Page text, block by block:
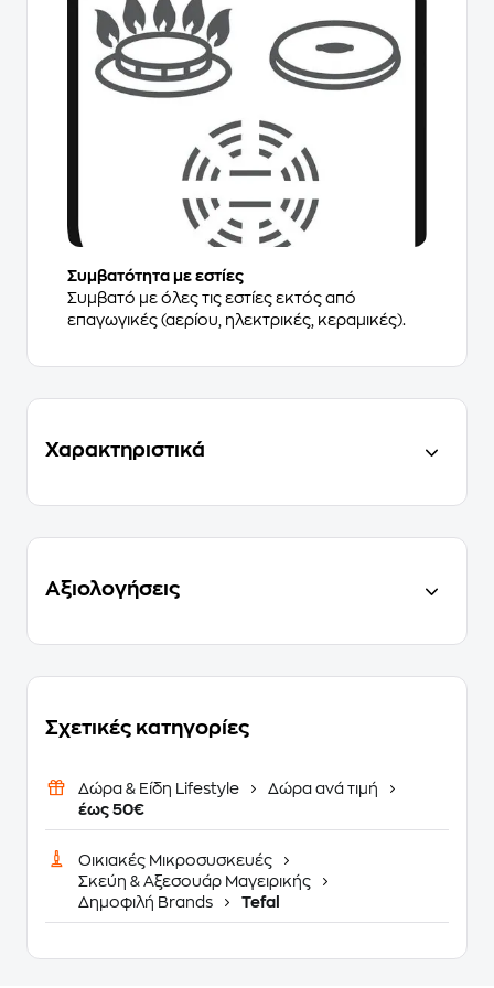
Συμβατότητα με εστίες​
Συμβατό με όλες τις εστίες εκτός από
επαγωγικές (αερίου, ηλεκτρικές, κεραμικές).​
Χαρακτηριστικά
Αξιολογήσεις
Σχετικές κατηγορίες
Δώρα & Είδη Lifestyle
Δώρα ανά τιμή
έως 50€
Οικιακές Μικροσυσκευές
Σκεύη & Αξεσουάρ Μαγειρικής
Δημοφιλή Brands
Tefal